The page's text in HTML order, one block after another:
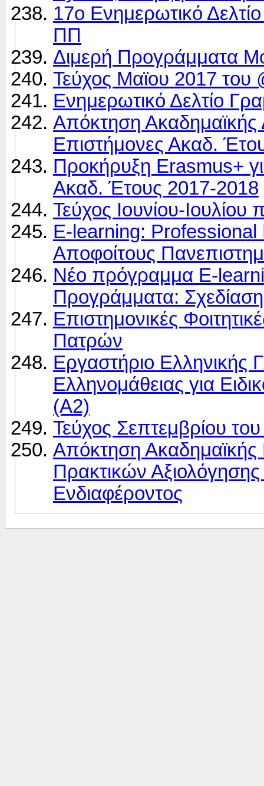
17o Ενημερωτικό
ΠΠ
Διμερή Προγράμματα
Τεύχος Μαϊου 2017 του
Ενημερωτικό Δελτίο
Απόκτηση Ακαδημαϊκής
Επιστήμονες Ακαδ.
Προκήρυξη Erasmus+
Ακαδ. Έτους 2017-2018
Τεύχος Ιουνίου-Ιουλίου
E-learning: Professional
Αποφοίτους
Νέο πρόγραμμα E-
Προγράμματα:
Επιστημονικές
Πατρών
Εργαστήριο Ελληνικής
Ελληνομάθειας για
(Α2)
Τεύχος Σεπτεμβρίου
Απόκτηση Ακαδημαϊκής
Πρακτικών
Ενδιαφέροντος